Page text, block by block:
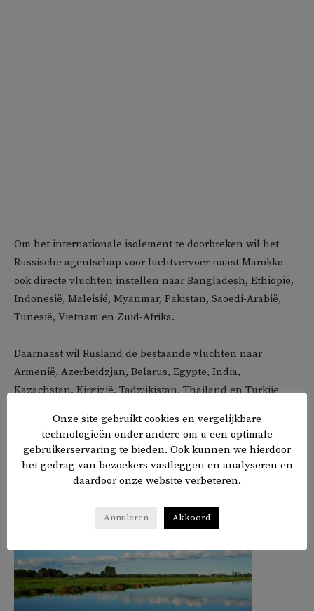
Om het internationale isolement te doorbreken wil het
Russische agentschap voor luchtvervoer naast Marokko
ook directe vluchten instellen naar Bangladesh, Ethiopië,
Indonesië, Maleisië, Myanmar, Pakistan, Saoedi-Arabië,
Tunesië, Vietnam en Zuid-Afrika.
Daarnaast wil Rusland de bestaande vluchten naar
Armenië, Azerbeidzjan, Belarus, Egypte, India,
Kazachstan, Kirgizië, Tadzjikistan, Thailand en Turkije
Delen in
Onze site gebruikt cookies en vergelijkbare
technologieën onder andere om u een optimale
gebruikerservaring te bieden. Ook kunnen we hierdoor
het gedrag van bezoekers vastleggen en analyseren en
daardoor onze website verbeteren.
Annuleren Akkoord